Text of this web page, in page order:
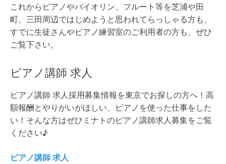
これからピアノやバイオリン、フルート等を芝浦や田
町、三田周辺ではじめようと思われてらっしゃる方も、
すでに生徒さんやピアノ練習室のご利用者の方も、ぜひ
ご覧下さい。
ピアノ講師 求人
ピアノ講師 求人採用募集情報を東京でお探しの方へ！高
額報酬とやりがいがほしい、ピアノを使った仕事をした
い！そんな方はぜひミナトのピアノ講師求人募集をご覧
ください♪
ピアノ講師 求人